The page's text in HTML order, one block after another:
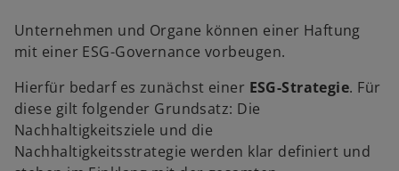
Unternehmen und Organe können einer Haftung
mit einer ESG-Governance vorbeugen.
Hierfür bedarf es zunächst einer ESG-Strategie. Für
diese gilt folgender Grundsatz: Die
Nachhaltigkeitsziele und die
Nachhaltigkeitsstrategie werden klar definiert und